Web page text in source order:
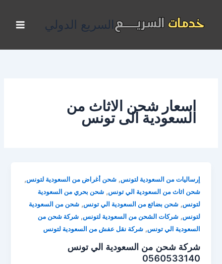
المحتوى
السريع الدولي
اسعار شحن الاثاث من
السعودية الى تونس
إرساليات من السعودية لتونس,شحن أغراض من السعودية لتونس,
شحن اثاث من السعودية الي تونس,شحن بحري من السعودية
لتونس,شحن بضائع من السعودية الي تونس,شحن من السعودية
لتونس,شركات الشحن من السعودية لتونس,شركة شحن من
السعودية الي تونس,شركة نقل عفش من السعودية لتونس
شركة شحن من السعودية الي تونس
0560533140